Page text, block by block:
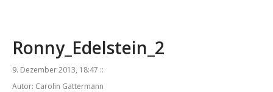
Ronny_Edelstein_2
9. Dezember 2013, 18:47 ::
Autor: Carolin Gattermann